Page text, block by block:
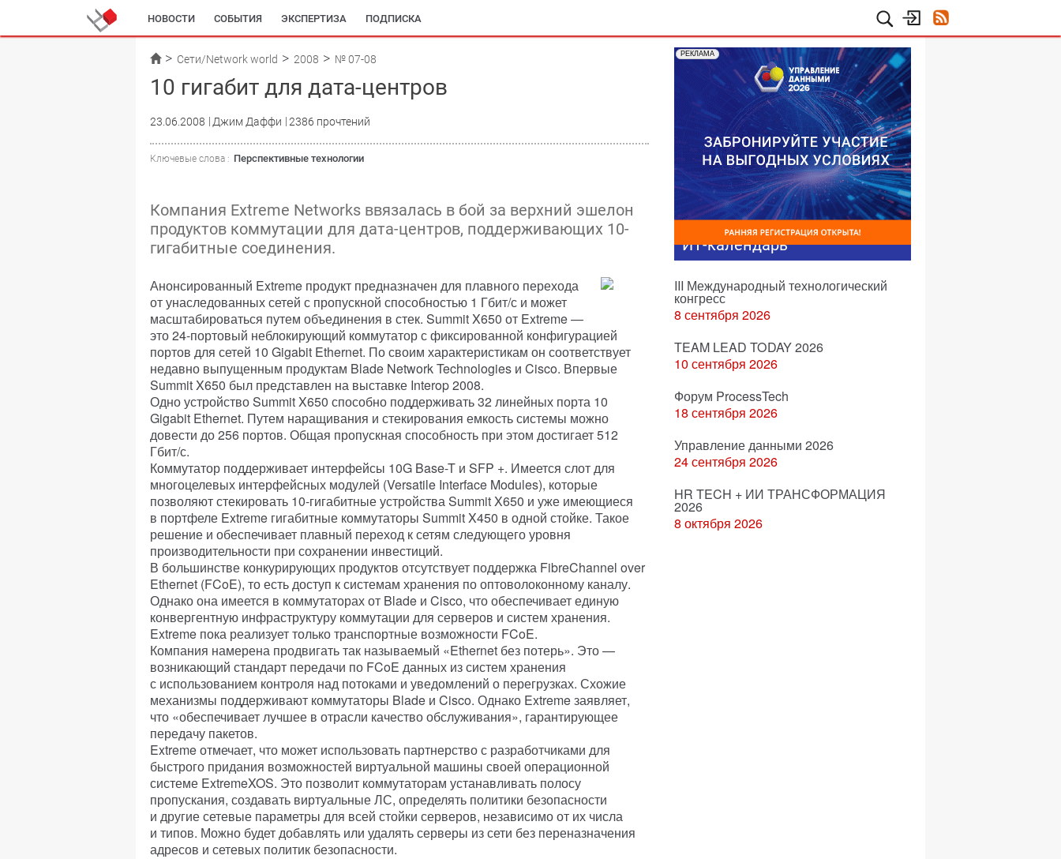
НОВОСТИ СОБЫТИЯ ЭКСПЕРТИЗА ПОДПИСКА
Сети/Network world 2008 № 07-08
10 гигабит для дата-центров
23.06.2008 Джим Даффи 2386 прочтений
Ключевые слова : Перспективные технологии
Компания Extreme Networks ввязалась в бой за верхний эшелон
продуктов коммутации для дата-центров, поддерживающих 10-
гигабитные соединения.
Анонсированный Extreme продукт предназначен для плавного перехода
от унаследованных сетей с пропускной способностью 1 Гбит/с и может
масштабироваться путем объединения в стек. Summit X650 от Extreme —
это 24-портовый неблокирующий коммутатор с фиксированной конфигурацией
портов для сетей 10 Gigabit Ethernet. По своим характеристикам он соответствует
недавно выпущенным продуктам Blade Network Technologies и Cisco. Впервые
Summit X650 был представлен на выставке Interop 2008.
Одно устройство Summit X650 способно поддерживать 32 линейных порта 10
Gigabit Ethernet. Путем наращивания и стекирования емкость системы можно
довести до 256 портов. Общая пропускная способность при этом достигает 512
Гбит/с.
Коммутатор поддерживает интерфейсы 10G Base-T и SFP +. Имеется слот для
многоцелевых интерфейсных модулей (Versatile Interface Modules), которые
позволяют стекировать 10-гигабитные устройства Summit X650 и уже имеющиеся
в портфеле Extreme гигабитные коммутаторы Summit X450 в одной стойке. Такое
решение и обеспечивает плавный переход к сетям следующего уровня
производительности при сохранении инвестиций.
В большинстве конкурирующих продуктов отсутствует поддержка FibreChannel over
Ethernet (FCoE), то есть доступ к системам хранения по оптоволоконному каналу.
Однако она имеется в коммутаторах от Blade и Cisco, что обеспечивает единую
конвергентную инфраструктуру коммутации для серверов и систем хранения.
Extreme пока реализует только транспортные возможности FCoE.
Компания намерена продвигать так называемый «Ethernet без потерь». Это —
возникающий стандарт передачи по FCoE данных из систем хранения
с использованием контроля над потоками и уведомлений о перегрузках. Схожие
механизмы поддерживают коммутаторы Blade и Cisco. Однако Extreme заявляет,
что «обеспечивает лучшее в отрасли качество обслуживания», гарантирующее
передачу пакетов.
Extreme отмечает, что может использовать партнерство с разработчиками для
быстрого придания возможностей виртуальной машины своей операционной
системе ExtremeXOS. Это позволит коммутаторам устанавливать полосу
пропускания, создавать виртуальные ЛС, определять политики безопасности
и другие сетевые параметры для всей стойки серверов, независимо от их числа
и типов. Можно будет добавлять или удалять серверы из сети без переназначения
адресов и сетевых политик безопасности.
РЕКЛАМА
ИТ-календарь
III Международный технологический
конгресс
8 сентября 2026
TEAM LEAD TODAY 2026
10 сентября 2026
Форум ProcessTech
18 сентября 2026
Управление данными 2026
24 сентября 2026
HR TECH + ИИ ТРАНСФОРМАЦИЯ
2026
8 октября 2026